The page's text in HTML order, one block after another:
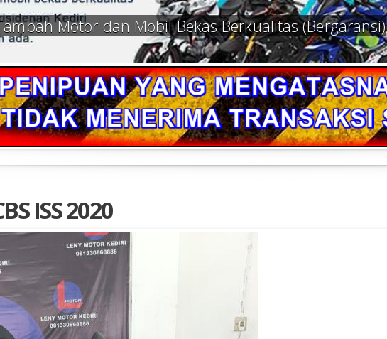
Motor dan Mobil Bekas Berkualitas (Bergaransi)
ISS 2020